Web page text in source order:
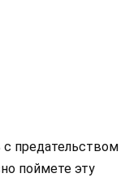
с предательством
поймете эту